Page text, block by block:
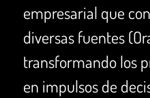
empresarial que
diversas fuentes
transformando los
en impulsos de